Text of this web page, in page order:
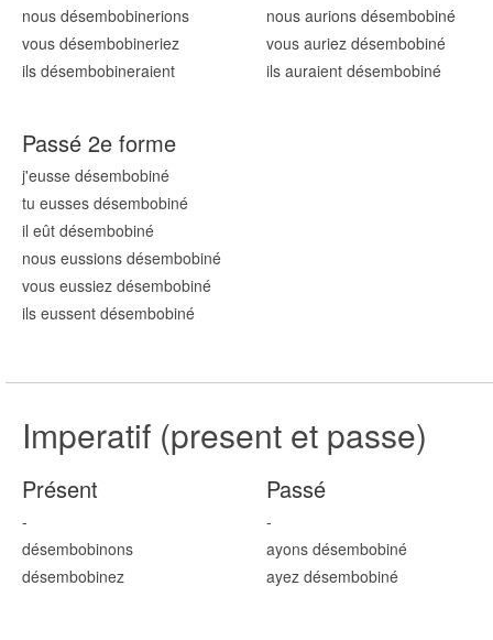
nous désembobinerions
vous désembobineriez
ils désembobineraient
nous aurions désembobiné
vous auriez désembobiné
ils auraient désembobiné
Passé 2e forme
j'eusse désembobiné
tu eusses désembobiné
il eût désembobiné
nous eussions désembobiné
vous eussiez désembobiné
ils eussent désembobiné
Imperatif (present et passe)
Présent
-
désembobinons
désembobinez
Passé
-
ayons désembobiné
ayez désembobiné